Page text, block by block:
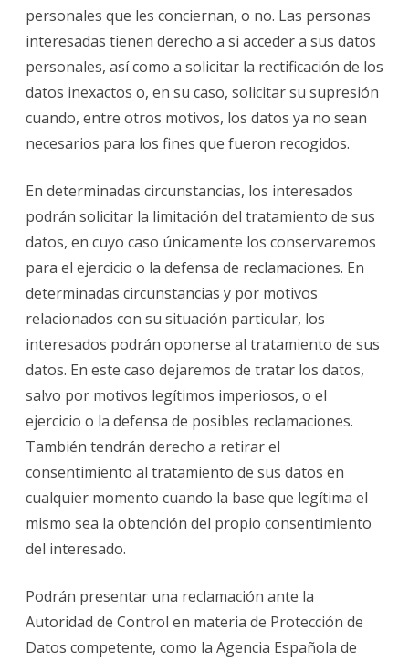
personales que les conciernan, o no. Las personas
interesadas tienen derecho a si acceder a sus datos
personales, así como a solicitar la rectificación de los
datos inexactos o, en su caso, solicitar su supresión
cuando, entre otros motivos, los datos ya no sean
necesarios para los fines que fueron recogidos.
En determinadas circunstancias, los interesados
podrán solicitar la limitación del tratamiento de sus
datos, en cuyo caso únicamente los conservaremos
para el ejercicio o la defensa de reclamaciones. En
determinadas circunstancias y por motivos
relacionados con su situación particular, los
interesados podrán oponerse al tratamiento de sus
datos. En este caso dejaremos de tratar los datos,
salvo por motivos legítimos imperiosos, o el
ejercicio o la defensa de posibles reclamaciones.
También tendrán derecho a retirar el
consentimiento al tratamiento de sus datos en
cualquier momento cuando la base que legítima el
mismo sea la obtención del propio consentimiento
del interesado.
Podrán presentar una reclamación ante la
Autoridad de Control en materia de Protección de
Datos competente, como la Agencia Española de